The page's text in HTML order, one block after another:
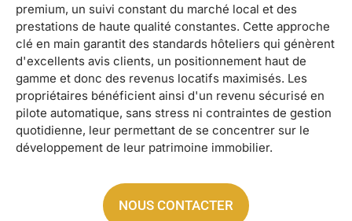
premium, un suivi constant du marché local et des
prestations de haute qualité constantes. Cette approche
clé en main garantit des standards hôteliers qui génèrent
d'excellents avis clients, un positionnement haut de
gamme et donc des revenus locatifs maximisés. Les
propriétaires bénéficient ainsi d'un revenu sécurisé en
pilote automatique, sans stress ni contraintes de gestion
quotidienne, leur permettant de se concentrer sur le
développement de leur patrimoine immobilier.
NOUS CONTACTER